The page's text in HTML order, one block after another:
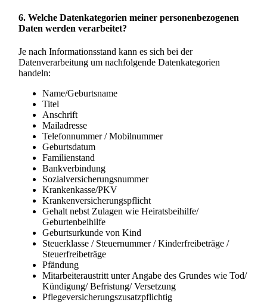
6. Welche Datenkategorien meiner personenbezogenen
Daten werden verarbeitet?
Je nach Informationsstand kann es sich bei der
Datenverarbeitung um nachfolgende Datenkategorien
handeln:
Name/Geburtsname
Titel
Anschrift
Mailadresse
Telefonnummer / Mobilnummer
Geburtsdatum
Familienstand
Bankverbindung
Sozialversicherungsnummer
Krankenkasse/PKV
Krankenversicherungspflicht
Gehalt nebst Zulagen wie Heiratsbeihilfe/
Geburtenbeihilfe
Geburtsurkunde von Kind
Steuerklasse / Steuernummer / Kinderfreibeträge /
Steuerfreibeträge
Pfändung
Mitarbeiteraustritt unter Angabe des Grundes wie Tod/
Kündigung/ Befristung/ Versetzung
Pflegeversicherungszusatzpflichtig